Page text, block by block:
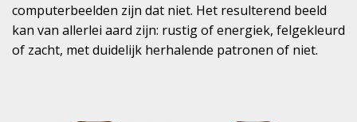
computerbeelden zijn dat niet. Het resulterend beeld
kan van allerlei aard zijn: rustig of energiek, felgekleurd
of zacht, met duidelijk herhalende patronen of niet.